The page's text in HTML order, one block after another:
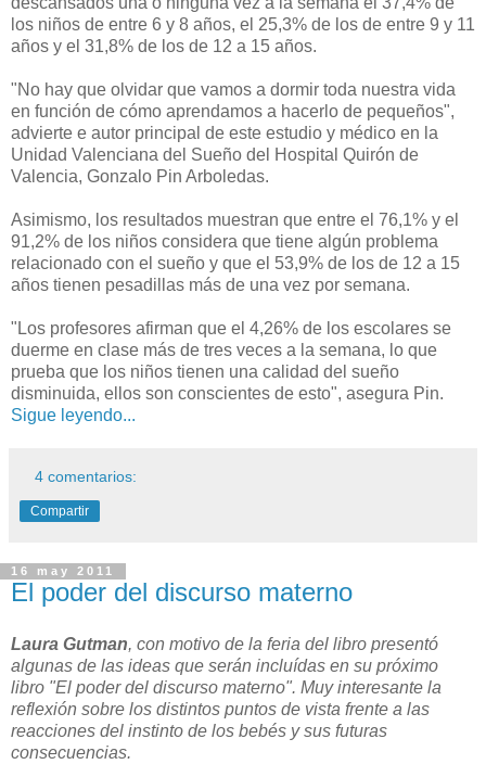
los niños de entre 6 y 8 años, el 25,3% de los de entre 9 y 11
años y el 31,8% de los de 12 a 15 años.
"No hay que olvidar que vamos a dormir toda nuestra vida
en función de cómo aprendamos a hacerlo de pequeños",
advierte e autor principal de este estudio y médico en la
Unidad Valenciana del Sueño del Hospital Quirón de
Valencia, Gonzalo Pin Arboledas.
Asimismo, los resultados muestran que entre el 76,1% y el
91,2% de los niños considera que tiene algún problema
relacionado con el sueño y que el 53,9% de los de 12 a 15
años tienen pesadillas más de una vez por semana.
"Los profesores afirman que el 4,26% de los escolares se
duerme en clase más de tres veces a la semana, lo que
prueba que los niños tienen una calidad del sueño
disminuida, ellos son conscientes de esto", asegura Pin.
Sigue leyendo...
4 comentarios:
Compartir
16 may 2011
El poder del discurso materno
Laura Gutman, con motivo de la feria del libro presentó
algunas de las ideas que serán incluídas en su próximo
libro "El poder del discurso materno". Muy interesante la
reflexión sobre los distintos puntos de vista frente a las
reacciones del instinto de los bebés y sus futuras
consecuencias.